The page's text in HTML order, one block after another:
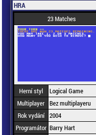
HRA
23 Matches
Herní styl
Logical Game
Multiplayer Bez multiplayeru
Rok vydání 2004
Programátor Barry Hart